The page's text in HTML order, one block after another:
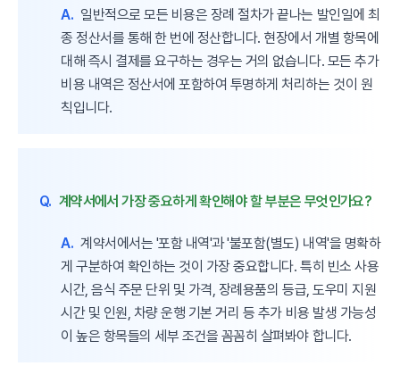
A. 일반적으로 모든 비용은 장례 절차가 끝나는 발인일에 최
종 정산서를 통해 한 번에 정산합니다. 현장에서 개별 항목에
대해 즉시 결제를 요구하는 경우는 거의 없습니다. 모든 추가
비용 내역은 정산서에 포함하여 투명하게 처리하는 것이 원
칙입니다.
Q. 계약서에서 가장 중요하게 확인해야 할 부분은 무엇인가요?
A. 계약서에서는 '포함 내역'과 '불포함(별도) 내역'을 명확하
게 구분하여 확인하는 것이 가장 중요합니다. 특히 빈소 사용
시간, 음식 주문 단위 및 가격, 장례용품의 등급, 도우미 지원
시간 및 인원, 차량 운행 기본 거리 등 추가 비용 발생 가능성
이 높은 항목들의 세부 조건을 꼼꼼히 살펴봐야 합니다.